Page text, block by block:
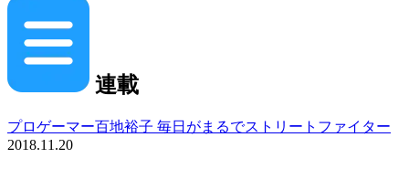
連載
プロゲーマー百地裕子 毎日がまるでストリートファイター
2018.11.20